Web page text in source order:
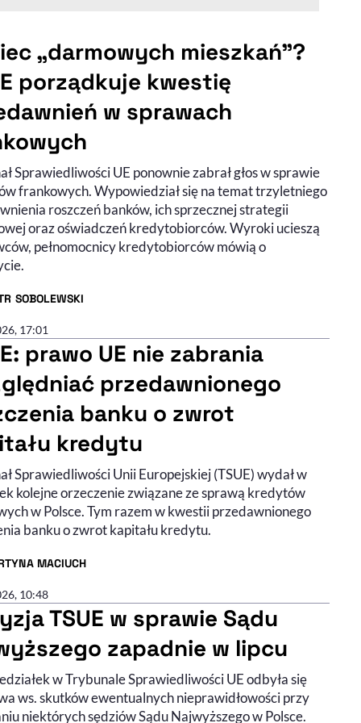
„darmowych mieszkań”?
porządkuje kwestię
w sprawach
Sprawiedliwości UE ponownie zabrał głos w sprawie
frankowych. Wypowiedział się na temat trzyletniego
roszczeń banków, ich sprzecznej strategii
oraz oświadczeń kredytobiorców. Wyroki ucieszą
pełnomocnicy kredytobiorców mówią o
SOBOLEWSKI
- PROFIL
17:01
prawo UE nie zabrania
przedawnionego
banku o zwrot
kredytu
Sprawiedliwości Unii Europejskiej (TSUE) wydał w
kolejne orzeczenie związane ze sprawą kredytów
w Polsce. Tym razem w kwestii przedawnionego
banku o zwrot kapitału kredytu.
MACIUCH
- PROFIL
10:48
TSUE w sprawie Sądu
zapadnie w lipcu
w Trybunale Sprawiedliwości UE odbyła się
ws. skutków ewentualnych nieprawidłowości przy
niektórych sędziów Sądu Najwyższego w Polsce.